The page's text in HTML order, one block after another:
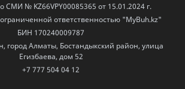
СМИ № KZ66VPY00085365 от 15.01.2024 г.
ответственностью "MyBuh.kz"
БИН 170240009787
город Алматы, Бостандыкский район, улица
Егизбаева, дом 52
+7 777 504 04 12